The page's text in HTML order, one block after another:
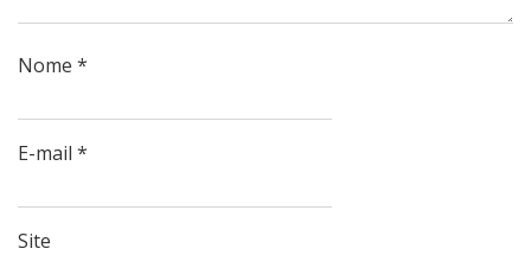
Nome *
E-mail *
Site